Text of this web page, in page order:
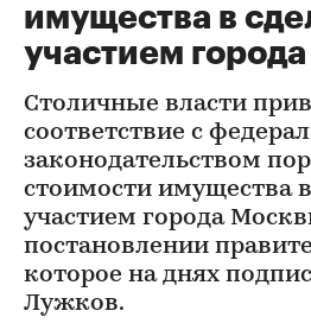
имущества в
участием
Столичные власти
соответствие с
законодательством
стоимости имущества
участием города
постановлении
которое на днях
Лужков.